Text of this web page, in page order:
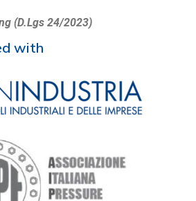
(D.Lgs 24/2023)
with